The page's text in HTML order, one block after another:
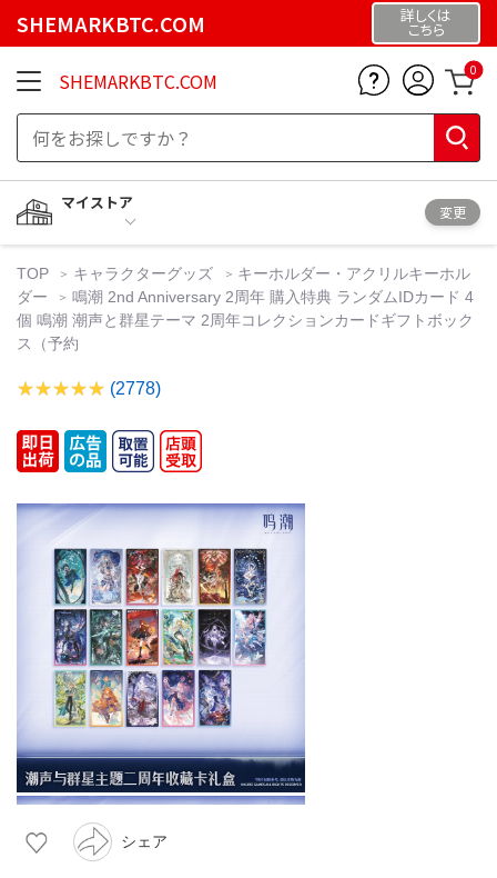
SHEMARKBTC.COM 詳しくは
こちら
SHEMARKBTC.COM 0
マイストア
変更
TOP キャラクターグッズ
キーホルダー・アクリルキーホル
ダー
鳴潮 2nd Anniversary 2周年 購入特典 ランダムIDカード 4
個 鳴潮 潮声と群星テーマ 2周年コレクションカードギフトボック
ス（予約
(2778)
シェア